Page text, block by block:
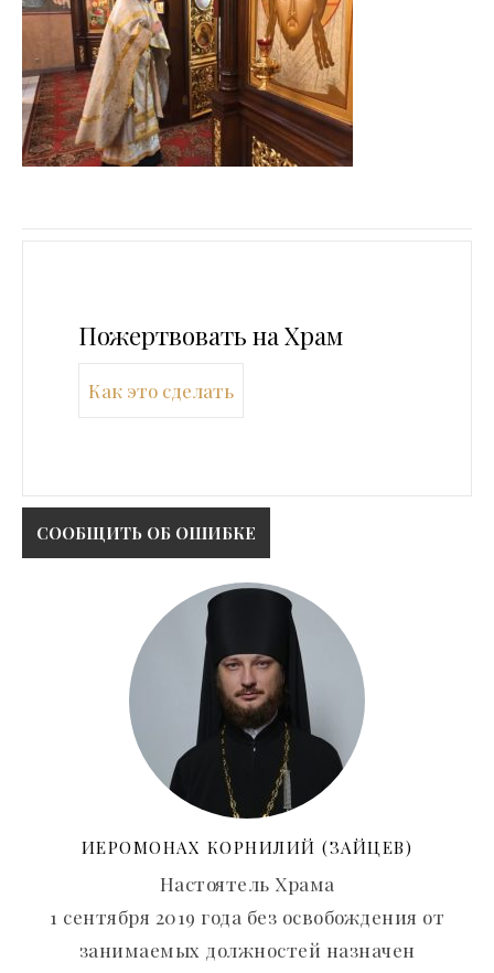
Пожертвовать на Храм
Как это сделать
ИЕРОМОНАХ КОРНИЛИЙ (ЗАЙЦЕВ)
Настоятель Храма
1 сентября 2019 года без освобождения от
занимаемых должностей назначен